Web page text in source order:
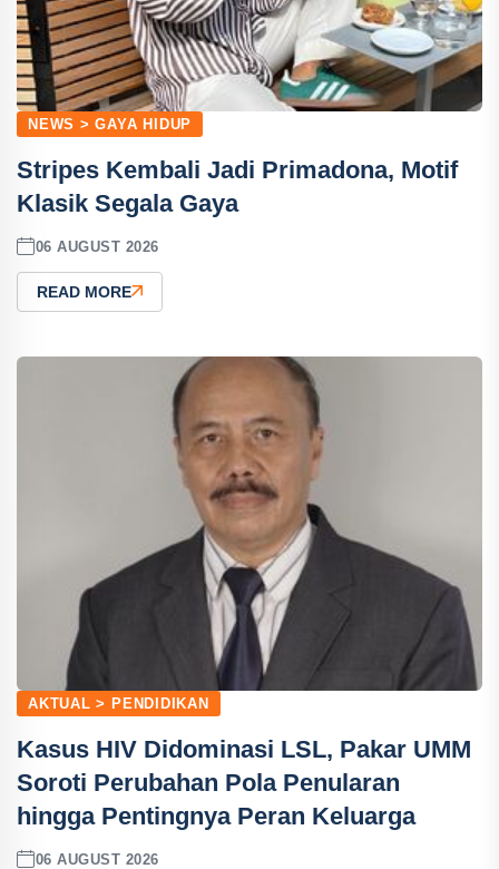
NEWS > GAYA HIDUP
Stripes Kembali Jadi Primadona, Motif
Klasik Segala Gaya
06 AUGUST 2026
READ MORE
AKTUAL > PENDIDIKAN
Kasus HIV Didominasi LSL, Pakar UMM
Soroti Perubahan Pola Penularan
hingga Pentingnya Peran Keluarga
06 AUGUST 2026